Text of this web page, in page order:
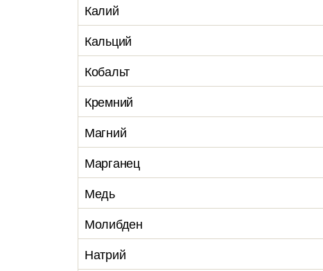
Калий
Кальций
Кобальт
Кремний
Магний
Марганец
Медь
Молибден
Натрий